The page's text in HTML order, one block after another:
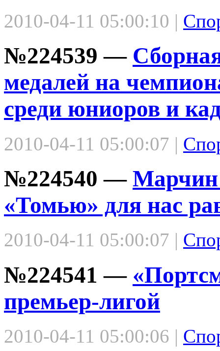
2010-04-11 05:00:10 |
№224539 —
медалей на
среди юниоров и
2010-04-11 05:00:07 |
№224540 — Марчин
«Томью» для нас
2010-04-11 05:00:07 |
№224541 —
премьер-лигой
2010-04-11 05:00:06 |